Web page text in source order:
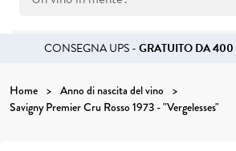
CONSEGNA UPS -GRATUITO DA
Home
Anno di nascita del vino
Savigny Premier Cru Rosso 1973 - "Vergelesses"